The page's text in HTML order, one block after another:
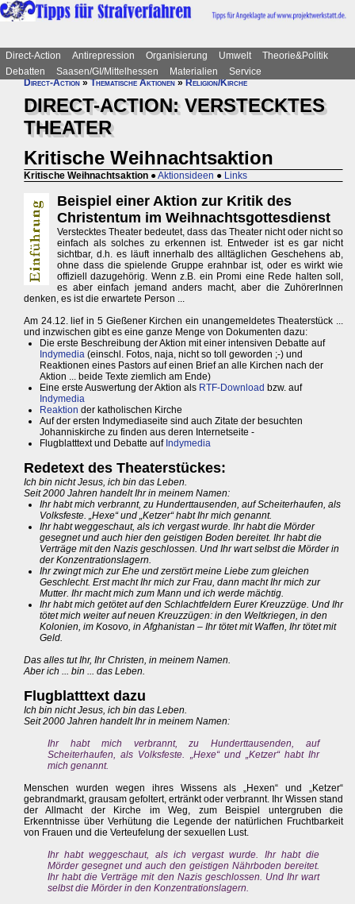
Direct-Action Antirepression Organisierung Umwelt
Theorie&Politik
Debatten
Saasen/GI/Mittelhessen Materialien
Service
Direct-Action»Thematische Aktionen»Religion/Kirche
DIRECT-ACTION: VERSTECKTES
THEATER
Kritische Weihnachtsaktion
Kritische Weihnachtsaktion ●Aktionsideen ● Links
Beispiel einer Aktion zur Kritik des
Christentum im Weihnachtsgottesdienst
Verstecktes Theater bedeutet, dass das Theater nicht oder nicht so
einfach als solches zu erkennen ist. Entweder ist es gar nicht
sichtbar, d.h. es läuft innerhalb des alltäglichen Geschehens ab,
ohne dass die spielende Gruppe erahnbar ist, oder es wirkt wie
offiziell dazugehörig. Wenn z.B. ein Promi eine Rede halten soll,
es aber einfach jemand anders macht, aber die ZuhörerInnen
denken, es ist die erwartete Person ...
Am 24.12. lief in 5 Gießener Kirchen ein unangemeldetes Theaterstück ...
und inzwischen gibt es eine ganze Menge von Dokumenten dazu:
Die erste Beschreibung der Aktion mit einer intensiven Debatte auf
Indymedia (einschl. Fotos, naja, nicht so toll geworden ;-) und
Reaktionen eines Pastors auf einen Brief an alle Kirchen nach der
Aktion ... beide Texte ziemlich am Ende)
Eine erste Auswertung der Aktion als RTF-Download bzw. auf
Indymedia
Reaktion der katholischen Kirche
Auf der ersten Indymediaseite sind auch Zitate der besuchten
Johanniskirche zu finden aus deren Internetseite -
Flugblatttext und Debatte auf Indymedia
Redetext des Theaterstückes:
Ich bin nicht Jesus, ich bin das Leben.
Seit 2000 Jahren handelt Ihr in meinem Namen:
Ihr habt mich verbrannt, zu Hunderttausenden, auf Scheiterhaufen, als
Volksfeste. „Hexe“ und „Ketzer“ habt Ihr mich genannt.
Ihr habt weggeschaut, als ich vergast wurde. Ihr habt die Mörder
gesegnet und auch hier den geistigen Boden bereitet. Ihr habt die
Verträge mit den Nazis geschlossen. Und Ihr wart selbst die Mörder in
der Konzentrationslagern.
Ihr zwingt mich zur Ehe und zerstört meine Liebe zum gleichen
Geschlecht. Erst macht Ihr mich zur Frau, dann macht Ihr mich zur
Mutter. Ihr macht mich zum Mann und ich werde mächtig.
Ihr habt mich getötet auf den Schlachtfeldern Eurer Kreuzzüge. Und Ihr
tötet mich weiter auf neuen Kreuzzügen: in den Weltkriegen, in den
Kolonien, im Kosovo, in Afghanistan – Ihr tötet mit Waffen, Ihr tötet mit
Geld.
Das alles tut Ihr, Ihr Christen, in meinem Namen.
Aber ich ... bin ... das Leben.
Flugblatttext dazu
Ich bin nicht Jesus, ich bin das Leben.
Seit 2000 Jahren handelt Ihr in meinem Namen:
Ihr habt mich verbrannt, zu Hunderttausenden, auf
Scheiterhaufen, als Volksfeste. „Hexe“ und „Ketzer“ habt Ihr
mich genannt.
Menschen wurden wegen ihres Wissens als „Hexen“ und „Ketzer“
gebrandmarkt, grausam gefoltert, ertränkt oder verbrannt. Ihr Wissen stand
der Allmacht der Kirche im Weg, zum Beispiel untergruben die
Erkenntnisse über Verhütung die Legende der natürlichen Fruchtbarkeit
von Frauen und die Verteufelung der sexuellen Lust.
Ihr habt weggeschaut, als ich vergast wurde. Ihr habt die
Mörder gesegnet und auch den geistigen Nährboden bereitet.
Ihr habt die Verträge mit den Nazis geschlossen. Und Ihr wart
selbst die Mörder in den Konzentrationslagern.